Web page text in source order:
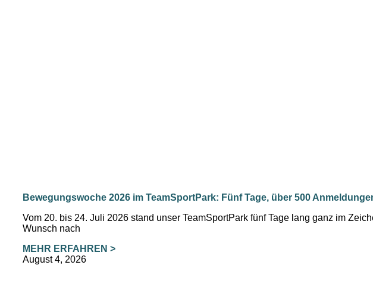
Bewegungswoche 2026 im TeamSportPark: Fünf Tage, über 500
Vom 20. bis 24. Juli 2026 stand unser TeamSportPark fünf Tage lang ganz im
Wunsch nach
MEHR ERFAHREN >
August 4, 2026